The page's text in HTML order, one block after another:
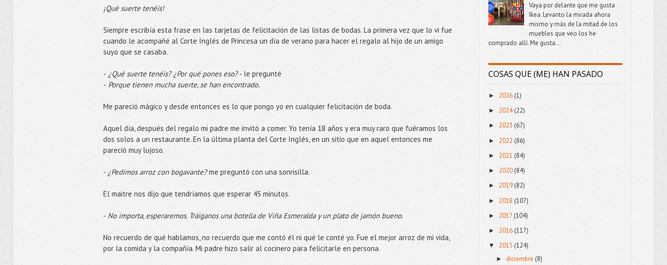
¡Qué suerte tenéis!
Siempre escribía esta frase en las tarjetas de felicitación de las listas de bodas. La primera vez que lo vi fue
cuando le acompañé al Corte Inglés de Princesa un día de verano para hacer el regalo al hijo de un amigo
suyo que se casaba.
- ¿Qué suerte tenéis? ¿Por qué pones eso?- le pregunté
- Porque tienen mucha suerte, se han encontrado.
Me pareció mágico y desde entonces es lo que pongo yo en cualquier felicitación de boda.
Aquel día, después del regalo mi padre me invitó a comer. Yo tenía 18 años y era muy raro que fuéramos los
dos solos a un restaurante. En la última planta del Corte Inglés, en un sitio que en aquel entonces me
pareció muy lujoso.
- ¿Pedimos arroz con bogavante?me preguntó con una sonrisilla.
El maitre nos dijo que tendríamos que esperar 45 minutos.
- No importa, esperaremos. Tráiganos una botella de Viña Esmeralda y un plato de jamón bueno.
No recuerdo de qué hablamos, no recuerdo que me contó él ni qué le conté yo. Fue el mejor arroz de mi vida,
por la comida y la compañía. Mi padre hizo salir al cocinero para felicitarle en persona.
Vaya por delante que me gusta
Ikea. Levanto la mirada ahora
mismo y más de la mitad de los
muebles que veo los he
comprado allí. Me gusta...
COSAS QUE (ME) HAN PASADO
► 2026 (1)
► 2024(22)
► 2023 (67)
► 2022 (86)
► 2021 (84)
► 2020(84)
► 2019(82)
► 2018 (107)
► 2017 (104)
► 2016(117)
▼ 2015 (124)
► diciembre(8)